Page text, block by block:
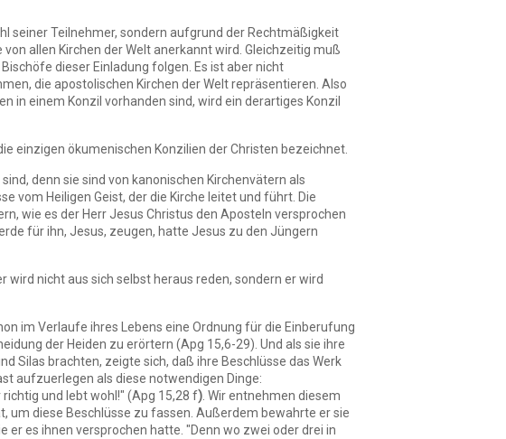
seiner Teilnehmer, sondern aufgrund der Rechtmäßigkeit
allen Kirchen der Welt anerkannt wird. Gleichzeitig muß
dieser Einladung folgen. Es ist aber nicht
die apostolischen Kirchen der Welt repräsentieren. Also
in einem Konzil vorhanden sind, wird ein derartiges Konzil
einzigen ökumenischen Konzilien der Christen bezeichnet.
denn sie sind von kanonischen Kirchenvätern als
vom Heiligen Geist, der die Kirche leitet und führt. Die
wie es der Herr Jesus Christus den Aposteln versprochen
für ihn, Jesus, zeugen, hatte Jesus zu den Jüngern
wird nicht aus sich selbst heraus reden, sondern er wird
im Verlaufe ihres Lebens eine Ordnung für die Einberufung
der Heiden zu erörtern (Apg 15,6-29). Und als sie ihre
Silas brachten, zeigte sich, daß ihre Beschlüsse das Werk
aufzuerlegen als diese notwendigen Dinge:
und lebt wohl!" (Apg 15,28 f) . Wir entnehmen diesem
um diese Beschlüsse zu fassen. Außerdem bewahrte er sie
es ihnen versprochen hatte. "Denn wo zwei oder drei in